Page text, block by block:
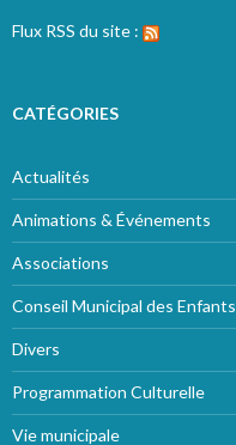
Flux RSS du site :
CATÉGORIES
Actualités
Animations & Événements
Associations
Conseil Municipal des Enfants
Divers
Programmation Culturelle
Vie municipale